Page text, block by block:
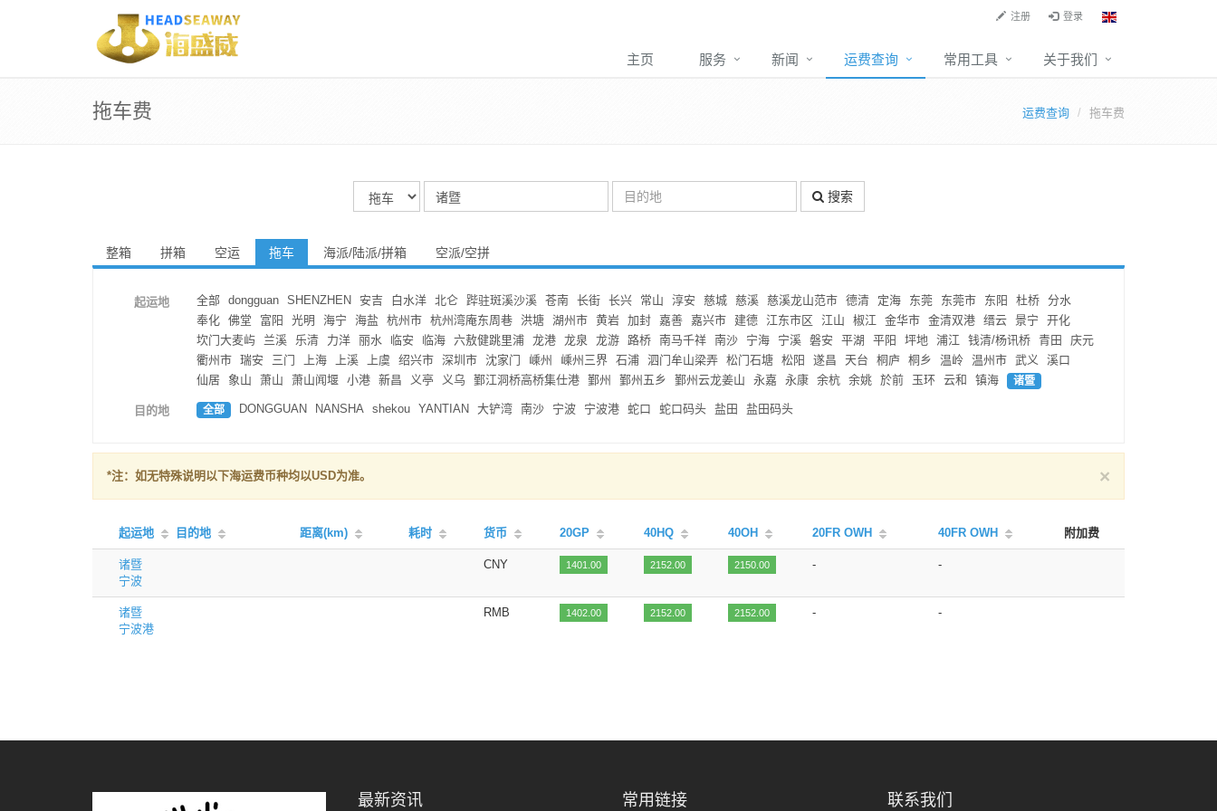
注册 登录
主页 服务 新闻 运费查询 常用工具 关于我们
拖车费 运费查询 拖车费
搜索
整箱 拼箱 空运 拖车 海派/陆派/拼箱 空派/空拼
起运地 全部 dongguan SHENZHEN 安吉 白水洋 北仑 跸驻斑溪沙溪 苍南 长街 长兴 常山 淳安 慈城 慈溪 慈溪龙山范市 德清 定海 东莞 东莞市 东阳 杜桥 分水
奉化 佛堂 富阳 光明 海宁 海盐 杭州市 杭州湾庵东周巷 洪塘 湖州市 黄岩 加封 嘉善 嘉兴市 建德 江东市区 江山 椒江 金华市 金清双港 缙云 景宁
开化
坎门大麦屿
兰溪 乐清 力洋 丽水 临安 临海 六敖健跳里浦 龙港 龙泉 龙游 路桥 南马千祥 南沙 宁海 宁溪 磐安 平湖 平阳 坪地 浦江 钱清/杨讯桥 青田
庆元
衢州市 瑞安 三门 上海 上溪 上虞 绍兴市 深圳市 沈家门 嵊州 嵊州三界 石浦 泗门牟山梁弄 松门石塘 松阳 遂昌 天台 桐庐 桐乡 温岭 温州市 武义
溪口
仙居
象山 萧山 萧山闻堰 小港 新昌 义亭 义乌 鄞江洞桥高桥集仕港 鄞州 鄞州五乡 鄞州云龙姜山 永嘉 永康 余杭 余姚 於前 玉环 云和 镇海 诸暨
目的地 全部 DONGGUAN NANSHA shekou YANTIAN 大铲湾 南沙 宁波 宁波港 蛇口 蛇口码头 盐田 盐田码头
×
*注：如无特殊说明以下海运费币种均以USD为准。
起运地 目的地 距离(km) 耗时 货币 20GP 40HQ 40OH 20FR OWH 40FR OWH 附加费
诸暨
宁波
CNY 1401.00 2152.00 2150.00 - -
诸暨
宁波港
RMB 1402.00 2152.00 2152.00 - -
最新资讯 常用链接 联系我们